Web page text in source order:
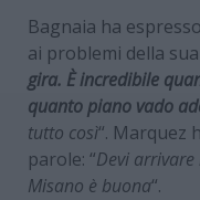
Bagnaia ha
ai problemi della
gira. È incredibile
quanto piano vado
tutto così“. Marquez
parole: “Devi
Misano è buona“.